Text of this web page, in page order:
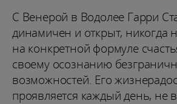
С Венерой в Водолее Гарри
динамичен и открыт, никогда
на конкретной формуле
своему осознанию
возможностей. Его
проявляется каждый день, не